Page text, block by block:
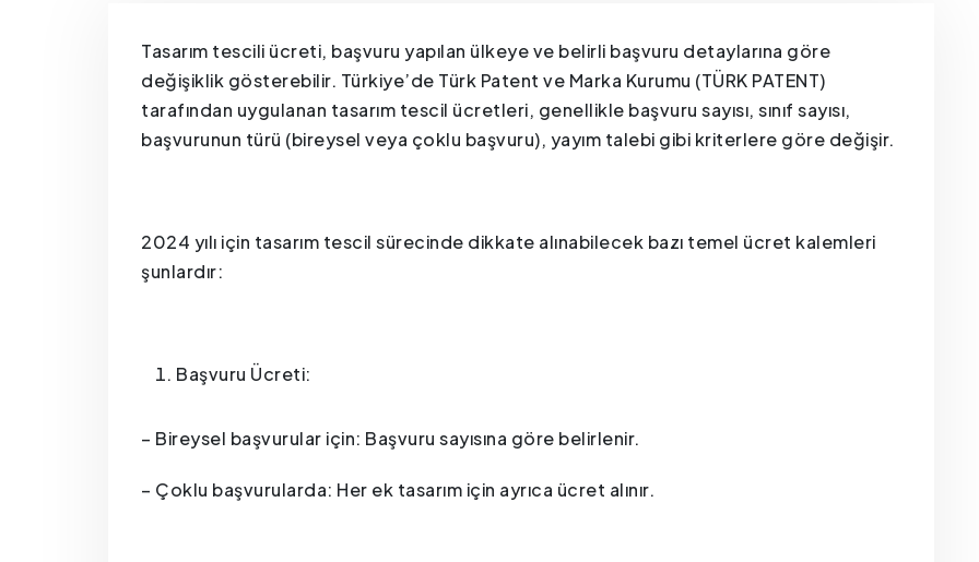
Tasarım tescili ücreti, başvuru yapılan ülkeye ve belirli başvuru detaylarına göre
değişiklik gösterebilir. Türkiye’de Türk Patent ve Marka Kurumu (TÜRK PATENT)
tarafından uygulanan tasarım tescil ücretleri, genellikle başvuru sayısı, sınıf sayısı,
başvurunun türü (bireysel veya çoklu başvuru), yayım talebi gibi kriterlere göre değişir.
2024 yılı için tasarım tescil sürecinde dikkate alınabilecek bazı temel ücret kalemleri
şunlardır:
Başvuru Ücreti:
– Bireysel başvurular için: Başvuru sayısına göre belirlenir.
– Çoklu başvurularda: Her ek tasarım için ayrıca ücret alınır.